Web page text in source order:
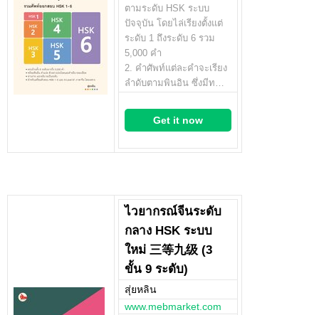
ตามระดับ HSK ระบบ
ปัจจุบัน โดยไล่เรียงตั้งแต่
ระดับ 1 ถึงระดับ 6 รวม
5,000 คำ
2. คำศัพท์แต่ละคำจะเรียง
ลำดับตามพินอิน ซึ่งมีท…
Get it now
ไวยากรณ์จีนระดับ
กลาง HSK ระบบ
ใหม่ 三等九级 (3
ขั้น 9 ระดับ)
สุ่ยหลิน
www.mebmarket.com